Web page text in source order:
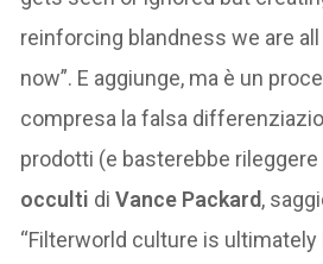
reinforcing blandness we are
now”. E aggiunge, ma è un
compresa la falsa
prodotti (e basterebbe rileggere
occulti di Vance Packard,
“Filterworld culture is